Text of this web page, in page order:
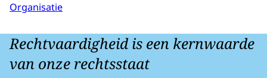
Organisatie
Rechtvaardigheid is een kernwaarde
van onze rechtsstaat